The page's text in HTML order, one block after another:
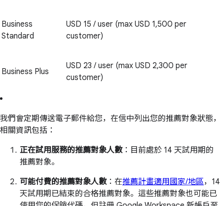
Business
Standard
USD 15 / user (max USD 1,500 per
customer)
Business Plus
USD 23 / user (max USD 2,300 per
customer)
我們會定期傳送電子郵件給您，在信中列出您的推薦對象狀態，
相關資訊包括：
正在試用服務的推薦對象人數：目前處於 14 天試用期的
推薦對象。
可能付費的推薦對象人數：在推薦計畫適用國家/地區，14
天試用期已結束的合格推薦對象。這些推薦對象也可能已